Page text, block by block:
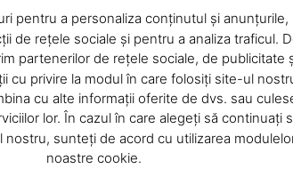
Company
About
Contact us
Subscription Plans
My account
Noutăţi
Pregătiri pentru „Vacanţe Muzicale
Piatra-Neamţ“
ADMINISTRATIE iunie 4, 2026
Meniurile pacienţilor din spitalul
sub lupa nemţenilor de pe reţelele
ADMINISTRATIE mai 15, 2026
pentru a personaliza conținutul și anunțurile,
de rețele sociale și pentru a analiza traficul.
partenerilor de rețele sociale, de publicitate
cu privire la modul în care folosiți site-ul
cu alte informații oferite de dvs. sau
lor. În cazul în care alegeți să continuați
nostru, sunteți de acord cu utilizarea
noastre cookie.